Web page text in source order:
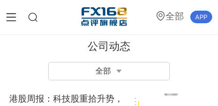
全部 APP
公司动态
全部
港股周报：科技股重拾升势，